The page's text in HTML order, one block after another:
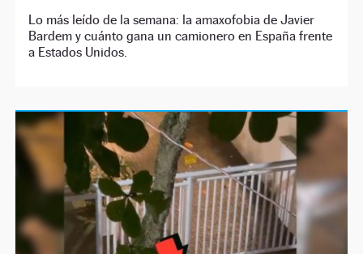
Lo más leído de la semana: la amaxofobia de Javier
Bardem y cuánto gana un camionero en España frente
a Estados Unidos.